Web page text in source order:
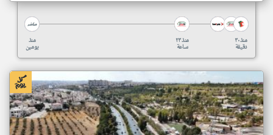
منذ
يومين
منذ ٢٣
ساعة
منذ ٣٠
دقيقة